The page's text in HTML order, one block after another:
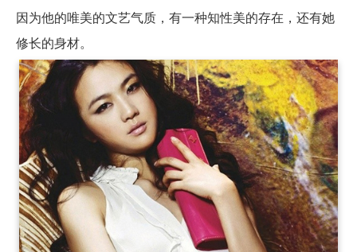
因为他的唯美的文艺气质，有一种知性美的存在，还有她
修长的身材。